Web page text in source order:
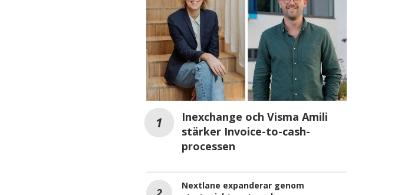
Inexchange och Visma Amili
stärker Invoice-to-cash-
processen
Nextlane expanderar genom